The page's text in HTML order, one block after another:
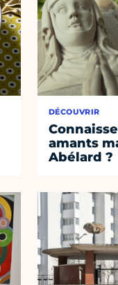
DÉCOUVRIR
amants
Abélard ?